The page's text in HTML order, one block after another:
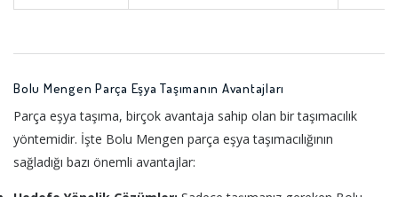
Bolu Mengen Parça Eşya Taşımanın Avantajları
Parça eşya taşıma, birçok avantaja sahip olan bir taşımacılık
yöntemidir. İşte Bolu Mengen parça eşya taşımacılığının
sağladığı bazı önemli avantajlar: